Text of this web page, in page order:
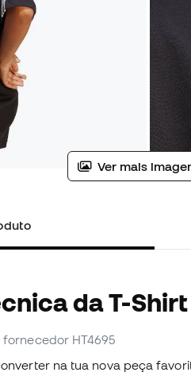
Ver mais
da T-Shirt
fornecedor HT4695
na tua nova peça